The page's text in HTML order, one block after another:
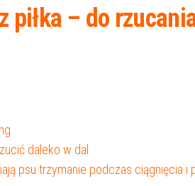
piłka – do
daleko w dal
psu trzymanie podczas ciągnięcia i